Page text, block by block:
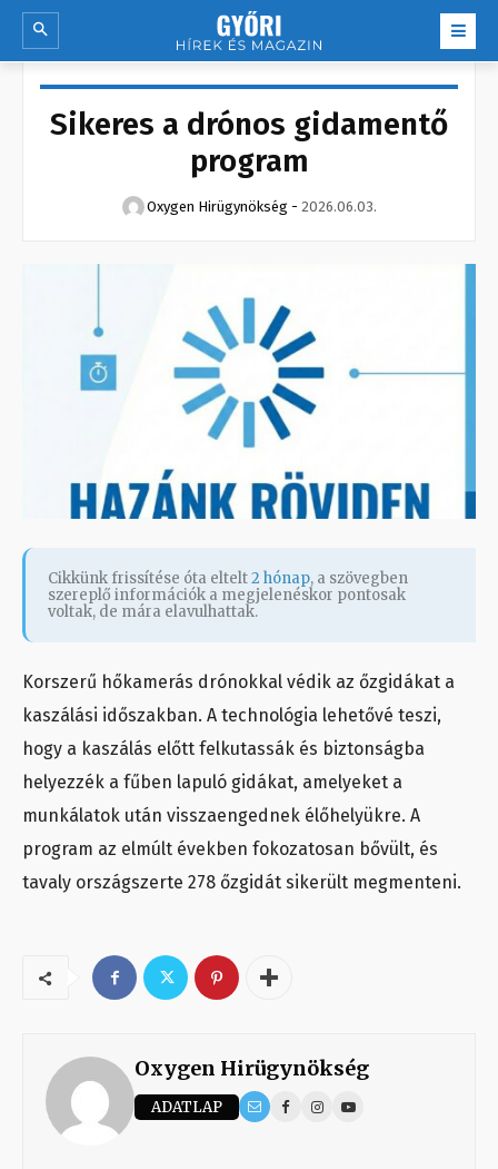
Sikeres a drónos gidamentő
program
Oxygen Hirügynökség - 2026.06.03.
Cikkünk frissítése óta eltelt2 hónap, a szövegben
szereplő információk a megjelenéskor pontosak
voltak, de mára elavulhattak.
Korszerű hőkamerás drónokkal védik az őzgidákat a
kaszálási időszakban. A technológia lehetővé teszi,
hogy a kaszálás előtt felkutassák és biztonságba
helyezzék a fűben lapuló gidákat, amelyeket a
munkálatok után visszaengednek élőhelyükre. A
program az elmúlt években fokozatosan bővült, és
tavaly országszerte 278 őzgidát sikerült megmenteni.
Oxygen Hirügynökség
ADATLAP